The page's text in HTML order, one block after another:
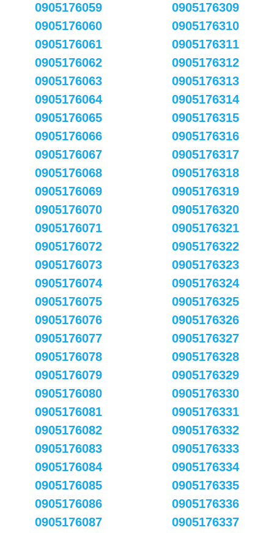
0905176059
0905176060
0905176061
0905176062
0905176063
0905176064
0905176065
0905176066
0905176067
0905176068
0905176069
0905176070
0905176071
0905176072
0905176073
0905176074
0905176075
0905176076
0905176077
0905176078
0905176079
0905176080
0905176081
0905176082
0905176083
0905176084
0905176085
0905176086
0905176087
0905176309
0905176310
0905176311
0905176312
0905176313
0905176314
0905176315
0905176316
0905176317
0905176318
0905176319
0905176320
0905176321
0905176322
0905176323
0905176324
0905176325
0905176326
0905176327
0905176328
0905176329
0905176330
0905176331
0905176332
0905176333
0905176334
0905176335
0905176336
0905176337